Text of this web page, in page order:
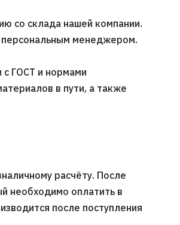
со склада нашей компании.
персональным менеджером.
с ГОСТ и нормами
в пути, а также
расчёту. После
необходимо оплатить в
после поступления